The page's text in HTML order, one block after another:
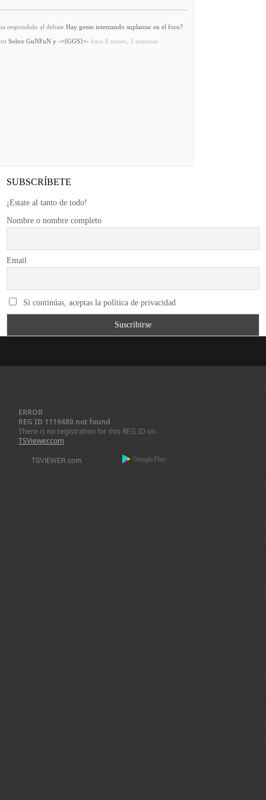
respondido al debate Hay gente intentando suplantar en el foro?
Sobre GuNFuN y -={GGS}=- hace 8 meses, 3 semanas
SUBSCRÍBETE
¡Estate al tanto de todo!
Nombre o nombre completo
Email
Si continúas, aceptas la política de privacidad
ERROR
REG ID 1119480 not found
There is no registration for this REG ID on
TSViewer.com